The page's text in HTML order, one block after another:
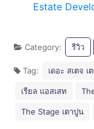
Estate
Category: รีวิว
Tag: เดอะ สเตจ
เรียล แอสเสท
The Stage เตาปูน